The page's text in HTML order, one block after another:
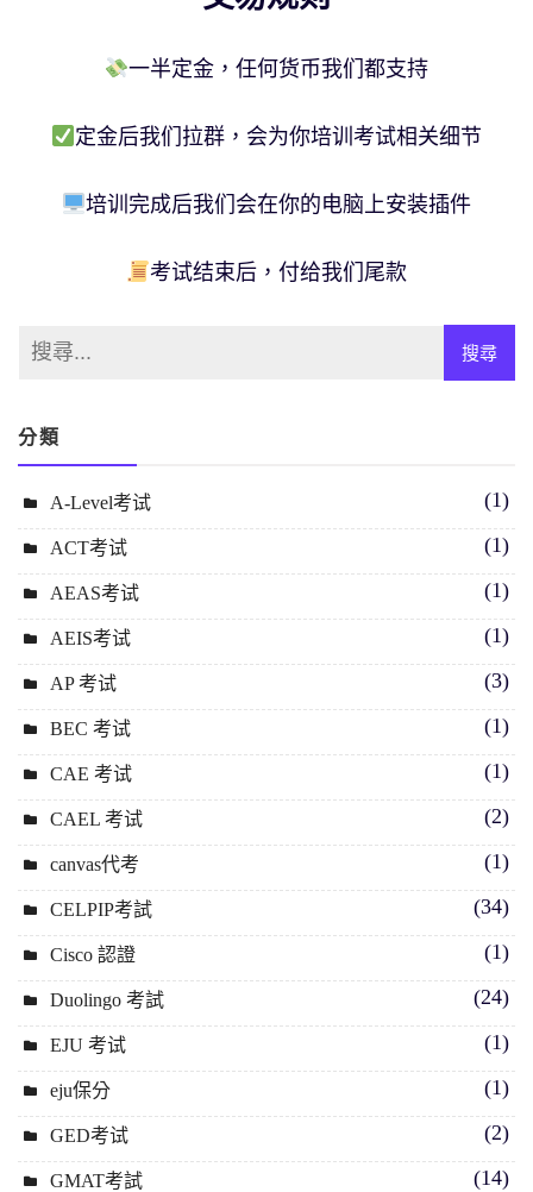
一半定金，任何货币我们都支持
定金后我们拉群，会为你培训考试相关细节
培训完成后我们会在你的电脑上安装插件
考试结束后，付给我们尾款
分類
A-Level考试 (1)
ACT考试 (1)
AEAS考试 (1)
AEIS考试 (1)
AP 考试 (3)
BEC 考试 (1)
CAE 考试 (1)
CAEL 考试 (2)
canvas代考 (1)
CELPIP考試 (34)
Cisco 認證 (1)
Duolingo 考試 (24)
EJU 考试 (1)
eju保分 (1)
GED考试 (2)
GMAT考試 (14)